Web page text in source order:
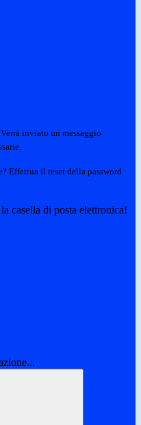
Verrà inviato un messaggio
Effettua il reset della password
casella di posta elettronica!